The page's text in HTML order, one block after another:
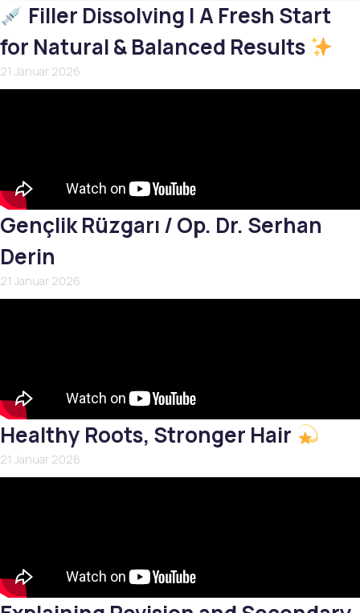
Filler Dissolving | A Fresh Start
for Natural & Balanced Results
21 Januar 2026
Gençlik Rüzgarı / Op. Dr. Serhan
Derin
21 Januar 2026
Healthy Roots, Stronger Hair
21 Januar 2026